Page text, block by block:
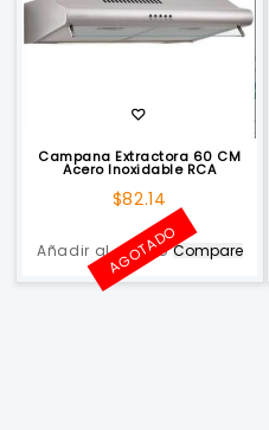
Campana Extractora 60 CM
Acero Inoxidable RCA
$82.14
Añadir al carrito
AGOTADOCompare